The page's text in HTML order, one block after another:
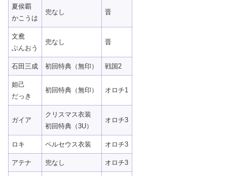
夏侯覇
かこうは
兜なし 晋
文鴦
ぶんおう
兜なし 晋
石田三成 初回特典（無印） 戦国2
妲己
だっき
初回特典（無印） オロチ1
ガイア
クリスマス衣装
初回特典（3U）
オロチ3
ロキ ペルセウス衣装 オロチ3
アテナ 兜なし オロチ3